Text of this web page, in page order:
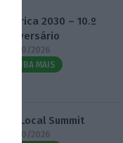
Fábrica 2030 – 10.º
Aniversário
14/10/2026
SAIBA MAIS
3.º Local Summit
07/10/2026